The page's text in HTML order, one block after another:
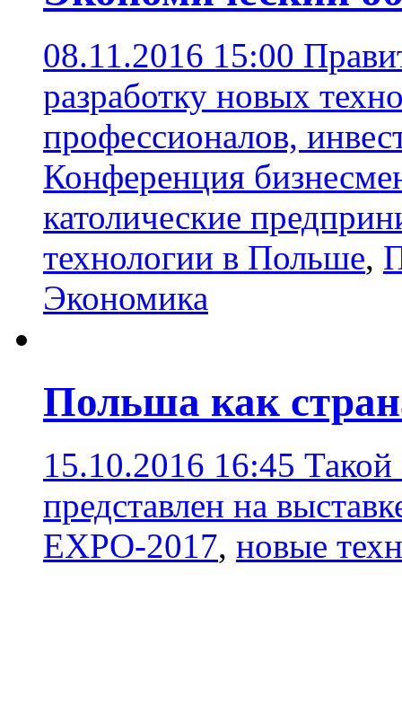
08.11.2016 15:00
разработку новых
профессионалов,
Конференция
католические
технологии в Польше,
Экономика
Польша как
15.10.2016 16:45
представлен на
EXPO-2017, новые